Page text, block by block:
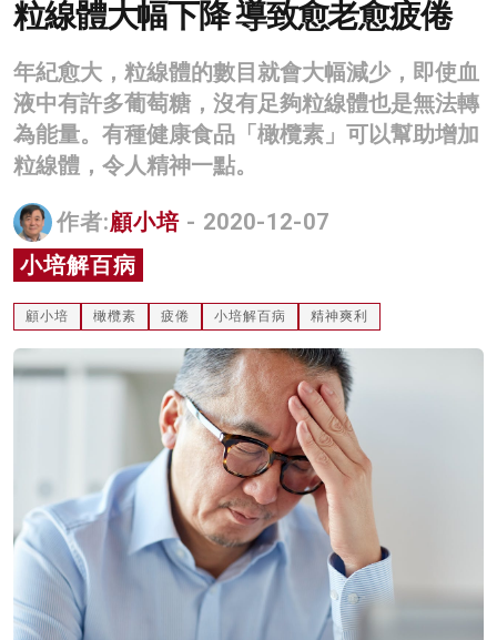
商業
科技
名家榜
灼見活動
關於我們
粒線體大幅下降 導致愈老愈疲倦
年紀愈大，粒線體的數目就會大幅減少，即使血
液中有許多葡萄糖，沒有足夠粒線體也是無法轉
為能量。有種健康食品「橄欖素」可以幫助增加
粒線體，令人精神一點。
作者:顧小培 - 2020-12-07
小培解百病
顧小培 橄欖素 疲倦 小培解百病 精神爽利